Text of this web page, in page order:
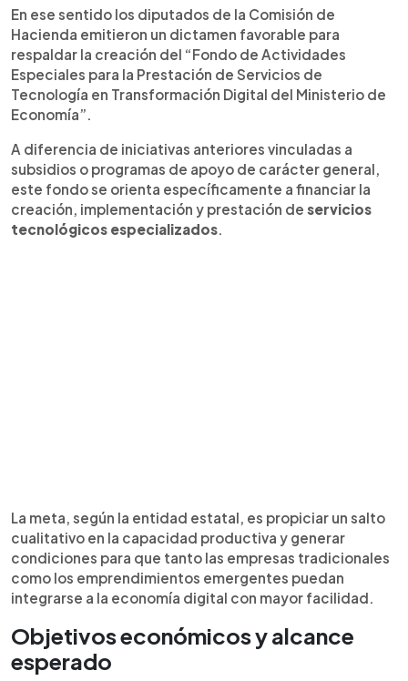
generación de empleo especializado.
En ese sentido los diputados de la Comisión de
Hacienda emitieron un dictamen favorable para
respaldar la creación del “Fondo de Actividades
Especiales para la Prestación de Servicios de
Tecnología en Transformación Digital del Ministerio de
Economía”.
A diferencia de iniciativas anteriores vinculadas a
subsidios o programas de apoyo de carácter general,
este fondo se orienta específicamente a financiar la
creación, implementación y prestación de servicios
tecnológicos especializados.
La meta, según la entidad estatal, es propiciar un salto
cualitativo en la capacidad productiva y generar
condiciones para que tanto las empresas tradicionales
como los emprendimientos emergentes puedan
integrarse a la economía digital con mayor facilidad.
Objetivos económicos y alcance
esperado